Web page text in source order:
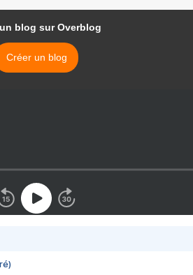
blog sur Overblog
Créer un blog